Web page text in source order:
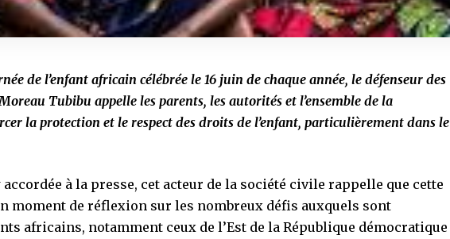
de l’enfant africain célébrée le 16 juin de chaque année, le défenseur des
Tubibu appelle les parents, les autorités et l’ensemble de la
la protection et le respect des droits de l’enfant, particulièrement dans le
à la presse, cet acteur de la société civile rappelle que cette
moment de réflexion sur les nombreux défis auxquels sont
africains, notamment ceux de l’Est de la République démocratique